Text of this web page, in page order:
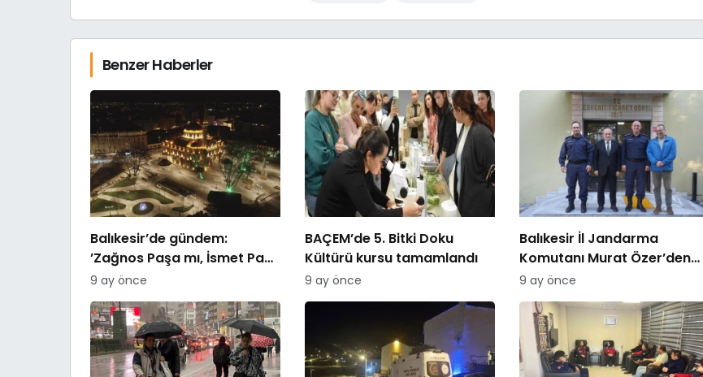
Benzer Haberler
Balıkesir’de gündem:
’Zağnos Paşa mı, İsmet Paşa
mı
9 ay önce
BAÇEM’de 5. Bitki Doku
Kültürü kursu tamamlandı
9 ay önce
Balıkesir İl Jandarma
Komutanı Murat Özer’den
Edremit Ticaret Odasına
ziyaret
9 ay önce